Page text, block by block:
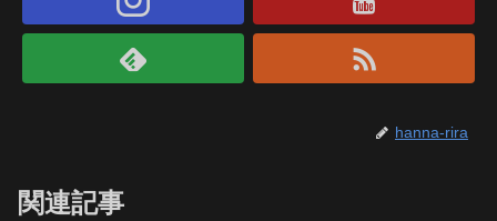
hanna-rira
関連記事